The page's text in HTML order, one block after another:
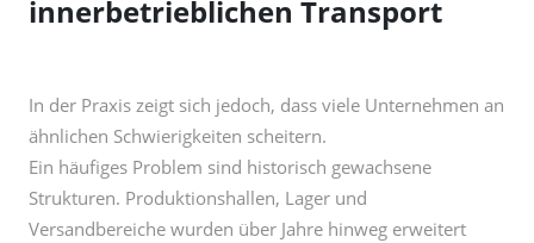
In der Praxis zeigt sich jedoch, dass viele Unternehmen an
Strukturen. Produktionshallen, Lager und
Versandbereiche wurden über Jahre hinweg erweitert
oder umgebaut, ohne dass der Materialfluss ganzheitlich
betrachtet wurde. Dadurch entstehen unübersichtliche
Wege, Kreuzungen oder Engpässe.